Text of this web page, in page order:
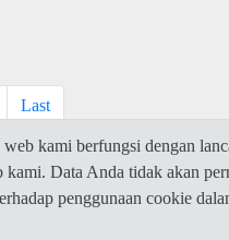
Last
kami berfungsi dengan
Data Anda tidak akan
penggunaan cookie